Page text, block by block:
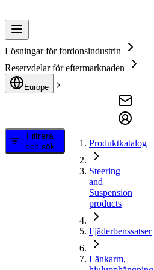
Lösningar för fordonsindustrin
Reservdelar för eftermarknaden
Europe
Filtrera
och sök
Produktkatalog
Steering
and
Suspension
products
Fjäderbenssatser
Länkarm,